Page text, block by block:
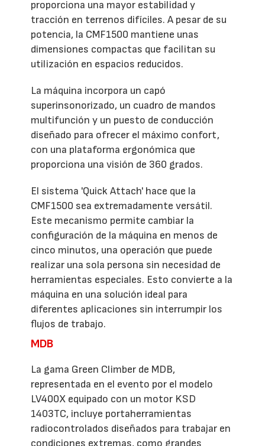
proporciona una mayor estabilidad y
tracción en terrenos difíciles. A pesar de su
potencia, la CMF1500 mantiene unas
dimensiones compactas que facilitan su
utilización en espacios reducidos.
La máquina incorpora un capó
superinsonorizado, un cuadro de mandos
multifunción y un puesto de conducción
diseñado para ofrecer el máximo confort,
con una plataforma ergonómica que
proporciona una visión de 360 grados.
El sistema 'Quick Attach' hace que la
CMF1500 sea extremadamente versátil.
Este mecanismo permite cambiar la
configuración de la máquina en menos de
cinco minutos, una operación que puede
realizar una sola persona sin necesidad de
herramientas especiales. Esto convierte a la
máquina en una solución ideal para
diferentes aplicaciones sin interrumpir los
flujos de trabajo.
MDB
La gama Green Climber de MDB,
representada en el evento por el modelo
LV400X equipado con un motor KSD
1403TC, incluye portaherramientas
radiocontrolados diseñados para trabajar en
condiciones extremas, como grandes